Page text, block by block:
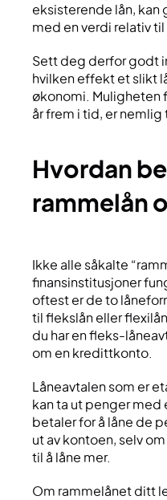
eksisterende lån, kan
med en verdi relativ
Sett deg derfor godt
hvilken effekt et slikt
økonomi. Muligheten
år frem i tid, er nemlig
hvordan beregner du
rammelån
Ikke alle såkalte
finansinstitusjoner
oftest er de to
til flekslån eller
du har en fleks-
om en kredittkonto.
Låneavtalen som er
kan ta ut penger med
betaler for å låne de
ut av kontoen, selv
til å låne mer.
Om rammelånet ditt